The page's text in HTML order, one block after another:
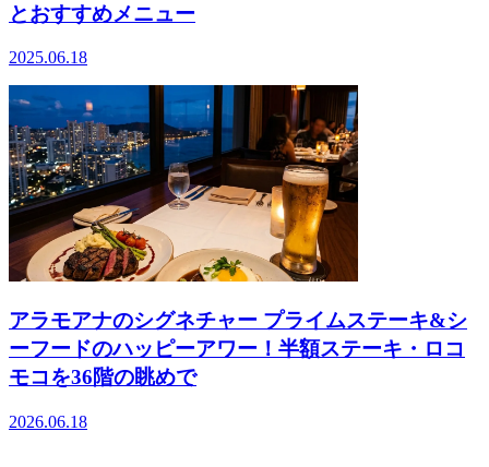
とおすすめメニュー
2025.06.18
アラモアナのシグネチャー プライムステーキ&シ
ーフードのハッピーアワー！半額ステーキ・ロコ
モコを36階の眺めで
2026.06.18